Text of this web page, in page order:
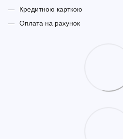
Кредитною карткою
Оплата на рахунок